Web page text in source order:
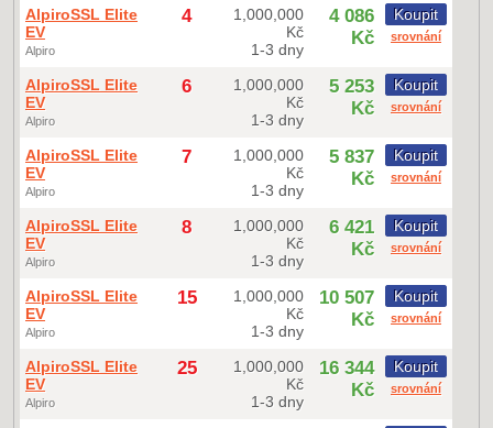
AlpiroSSL Elite
EV
Alpiro
4
1,000,000
Kč
1-3 dny
4 086
Kč
Koupit
srovnání
AlpiroSSL Elite
EV
Alpiro
6
1,000,000
Kč
1-3 dny
5 253
Kč
Koupit
srovnání
AlpiroSSL Elite
EV
Alpiro
7
1,000,000
Kč
1-3 dny
5 837
Kč
Koupit
srovnání
AlpiroSSL Elite
EV
Alpiro
8
1,000,000
Kč
1-3 dny
6 421
Kč
Koupit
srovnání
AlpiroSSL Elite
EV
Alpiro
15
1,000,000
Kč
1-3 dny
10 507
Kč
Koupit
srovnání
AlpiroSSL Elite
EV
Alpiro
25
1,000,000
Kč
1-3 dny
16 344
Kč
Koupit
srovnání